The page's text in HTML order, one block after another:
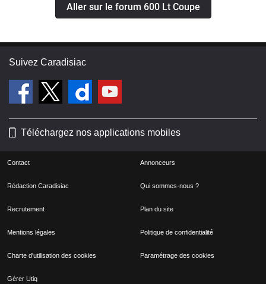
Aller sur le forum 600 Lt Coupe
Suivez Caradisiac
Téléchargez nos applications mobiles
Contact Annonceurs
Rédaction Caradisiac Qui sommes-nous ?
Recrutement Plan du site
Mentions légales Politique de confidentialité
Charte d'utilisation des cookies Paramétrage des cookies
Gérer Utiq